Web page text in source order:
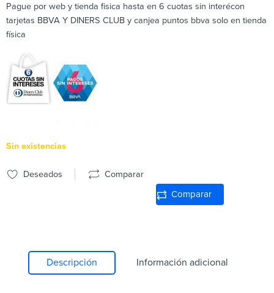
Pague por web y tienda fisica hasta en 6 cuotas sin interécon
tarjetas BBVA Y DINERS CLUB y canjea puntos bbva solo en tienda
física
Sin existencias
Deseados Comparar
Comparar
Descripción Información adicional